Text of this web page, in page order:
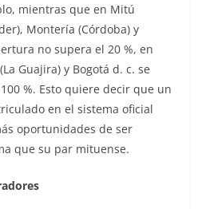
mientras que en Mitú
Montería (Córdoba) y
no supera el 20 %, en
Guajira) y Bogotá d. c. se
%. Esto quiere decir que un
en el sistema oficial
oportunidades de ser
que su par mituense.